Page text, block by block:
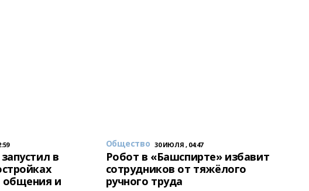
в
и
Общество 30 ИЮЛЯ , 04:47
Робот в «Башспирте» избавит
сотрудников от тяжёлого
ручного труда